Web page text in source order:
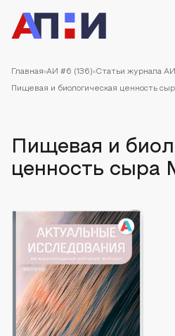
Главная АИ #6 (136) Статьи журнала
Пищевая и биологическая ценность
Пищевая и
ценность сыра